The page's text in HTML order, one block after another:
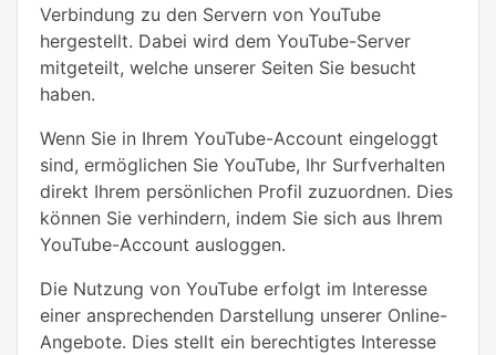
Verbindung zu den Servern von YouTube
hergestellt. Dabei wird dem YouTube-Server
mitgeteilt, welche unserer Seiten Sie besucht
haben.
Wenn Sie in Ihrem YouTube-Account eingeloggt
sind, ermöglichen Sie YouTube, Ihr Surfverhalten
direkt Ihrem persönlichen Profil zuzuordnen. Dies
können Sie verhindern, indem Sie sich aus Ihrem
YouTube-Account ausloggen.
Die Nutzung von YouTube erfolgt im Interesse
einer ansprechenden Darstellung unserer Online-
Angebote. Dies stellt ein berechtigtes Interesse